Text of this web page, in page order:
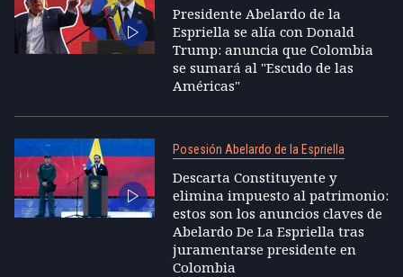
Presidente Abelardo de la
Espriella se alía con Donald
Trump: anuncia que Colombia
se sumará al "Escudo de las
Américas"
Posesión Abelardo de la Espriella
Descarta Constituyente y
elimina impuesto al patrimonio:
estos son los anuncios claves de
Abelardo De La Espriella tras
juramentarse presidente en
Colombia